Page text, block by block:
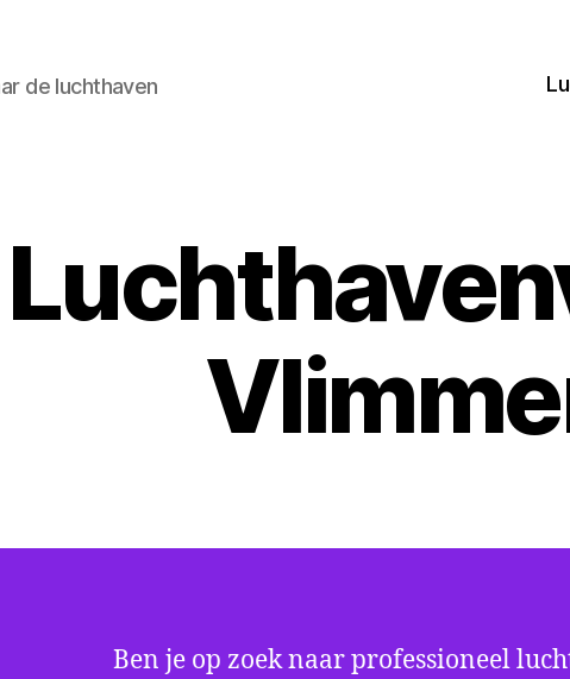
de luchthaven
Ben je op zoek naar professioneel